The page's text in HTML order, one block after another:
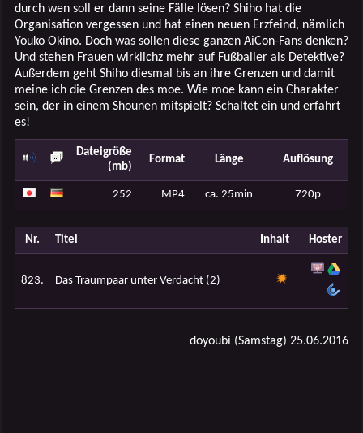
durch wen soll er dann seine Fälle lösen? Shiho hat die
Organisation vergessen und hat einen neuen Erzfeind, nämlich
Youko Okino. Doch was sollen diese ganzen AiCon-Fans denken?
Und stehen Frauen wirklichz mehr auf Fußballer als Detektive?
Außerdem geht Shiho diesmal bis an ihre Grenzen und damit
meine ich die Grenzen des moe. Wie moe kann ein Charakter
sein, der in einem Shounen mitspielt? Schaltet ein und erfahrt
es!
Dateigröße
(mb)
Format Länge Auflösung
252 MP4 ca. 25min 720p
Nr. Titel Inhalt Hoster
823. Das Traumpaar unter Verdacht (2)
doyoubi (Samstag) 25.06.2016